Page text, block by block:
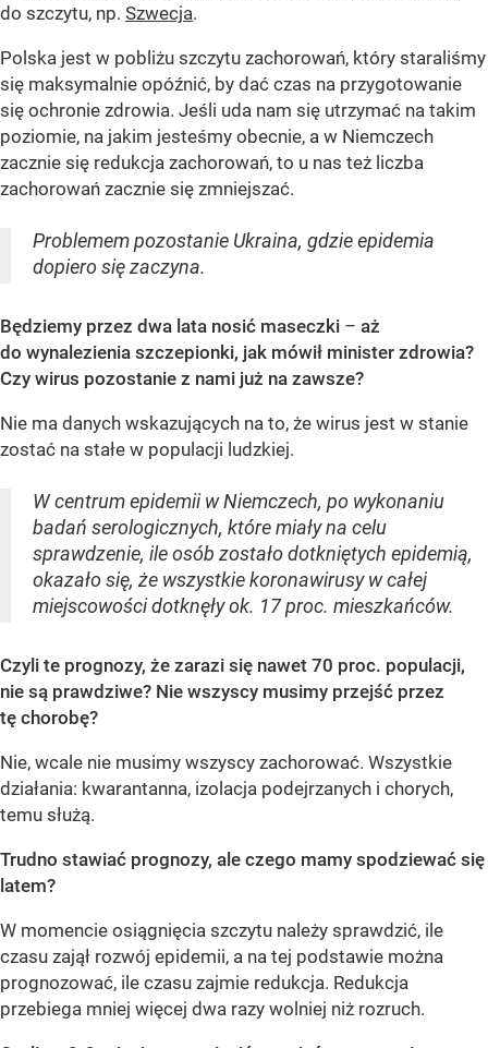
do szczytu, np. Szwecja.
Polska jest w pobliżu szczytu zachorowań, który staraliśmy
się maksymalnie opóźnić, by dać czas na przygotowanie
się ochronie zdrowia. Jeśli uda nam się utrzymać na takim
poziomie, na jakim jesteśmy obecnie, a w Niemczech
zacznie się redukcja zachorowań, to u nas też liczba
zachorowań zacznie się zmniejszać.
Problemem pozostanie Ukraina, gdzie epidemia
dopiero się zaczyna.
Będziemy przez dwa lata nosić maseczki – aż
do wynalezienia szczepionki, jak mówił minister zdrowia?
Czy wirus pozostanie z nami już na zawsze?
Nie ma danych wskazujących na to, że wirus jest w stanie
zostać na stałe w populacji ludzkiej.
W centrum epidemii w Niemczech, po wykonaniu
badań serologicznych, które miały na celu
sprawdzenie, ile osób zostało dotkniętych epidemią,
okazało się, że wszystkie koronawirusy w całej
miejscowości dotknęły ok. 17 proc. mieszkańców.
Czyli te prognozy, że zarazi się nawet 70 proc. populacji,
nie są prawdziwe? Nie wszyscy musimy przejść przez
tę chorobę?
Nie, wcale nie musimy wszyscy zachorować. Wszystkie
działania: kwarantanna, izolacja podejrzanych i chorych,
temu służą.
Trudno stawiać prognozy, ale czego mamy spodziewać się
latem?
W momencie osiągnięcia szczytu należy sprawdzić, ile
czasu zajął rozwój epidemii, a na tej podstawie można
prognozować, ile czasu zajmie redukcja. Redukcja
przebiega mniej więcej dwa razy wolniej niż rozruch.